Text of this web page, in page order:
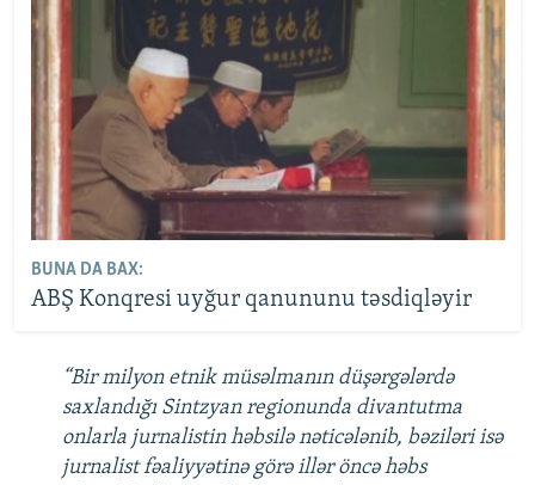
BUNA DA BAX:
ABŞ Konqresi uyğur qanununu təsdiqləyir
“Bir milyon etnik müsəlmanın düşərgələrdə
saxlandığı Sintzyan regionunda divantutma
onlarla jurnalistin həbsilə nəticələnib, bəziləri isə
jurnalist fəaliyyətinə görə illər öncə həbs